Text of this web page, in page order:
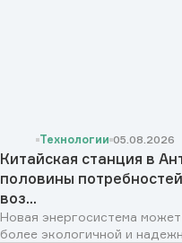
Технологии 05.08.2026
Китайская станция в
половины
воз...
Новая энергосистема
более экологичной и